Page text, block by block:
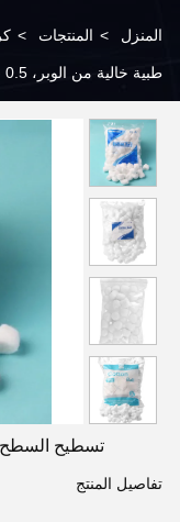
المنزل > المنتجات >
طبية خالية من الوبر، 0.5 جم
تسطيح السطح،
تفاصيل المنتج